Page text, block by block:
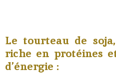
Le tourteau de
riche en protéines
d’énergie :